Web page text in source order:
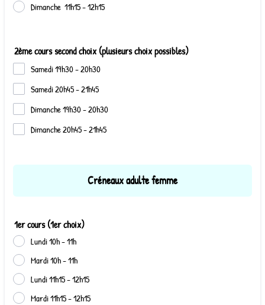
Dimanche 11h15 - 12h15
2ème cours second choix (plusieurs choix possibles)
Samedi 19h30 - 20h30
Samedi 20h45 - 21h45
Dimanche 19h30 - 20h30
Dimanche 20h45 - 21h45
Créneaux adulte femme
1er cours (1er choix)
Lundi 10h - 11h
Mardi 10h - 11h
Lundi 11h15 - 12h15
Mardi 11h15 - 12h15